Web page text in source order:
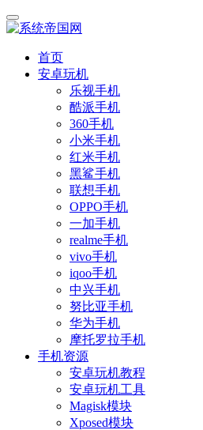
首页
安卓玩机
乐视手机
酷派手机
360手机
小米手机
红米手机
黑鲨手机
联想手机
OPPO手机
一加手机
realme手机
vivo手机
iqoo手机
中兴手机
努比亚手机
华为手机
摩托罗拉手机
手机资源
安卓玩机教程
安卓玩机工具
Magisk模块
Xposed模块